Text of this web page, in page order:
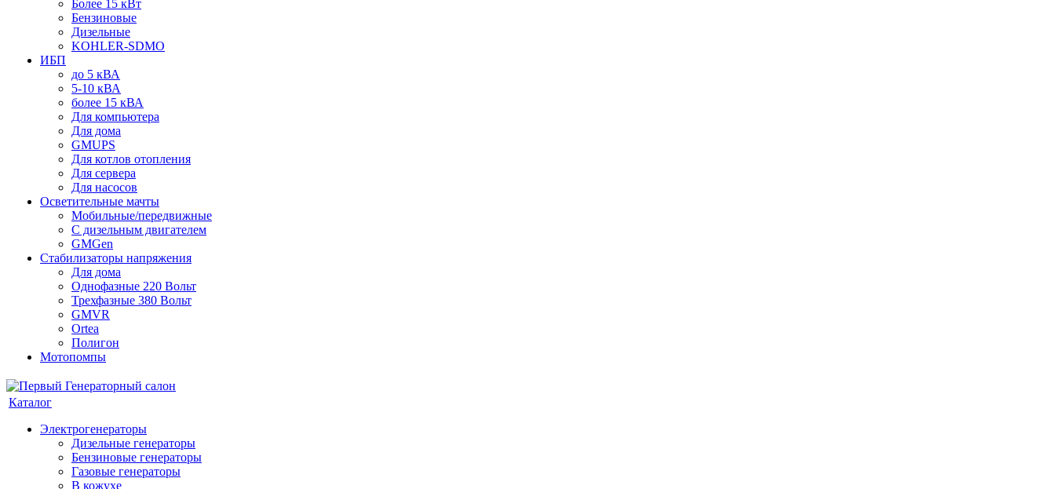
Более 15 кВт
Бензиновые
Дизельные
KOHLER-SDMO
ИБП
до 5 кВА
5-10 кВА
более 15 кВА
Для компьютера
Для дома
GMUPS
Для котлов отопления
Для сервера
Для насосов
Осветительные мачты
Мобильные/передвижные
С дизельным двигателем
GMGen
Стабилизаторы напряжения
Для дома
Однофазные 220 Вольт
Трехфазные 380 Вольт
GMVR
Ortea
Полигон
Мотопомпы
Каталог
Электрогенераторы
Дизельные генераторы
Бензиновые генераторы
Газовые генераторы
В кожухе